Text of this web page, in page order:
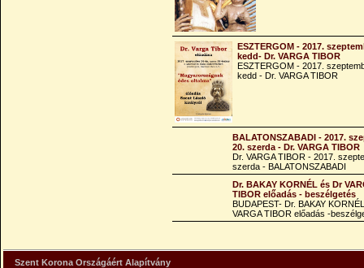
ESZTERGOM - 2017.
kedd- Dr. VARGA TIBOR
ESZTERGOM - 2017.
kedd - Dr. VARGA TIBOR
BALATONSZABADI - 2017.
20. szerda - Dr. VARGA TIBOR
Dr. VARGA TIBOR - 2017.
szerda - BALATONSZABADI
Dr. BAKAY KORNÉL és Dr
TIBOR előadás - beszélgetés
BUDAPEST- Dr. BAKAY
VARGA TIBOR előadás -
Szent Korona Országáért Alapítvány